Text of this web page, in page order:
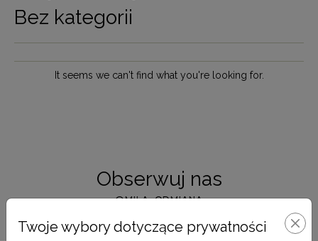
Bez kategorii
It seems we can't find what you're looking for.
Obserwuj nas
@MILA_ODMIANA
Twoje wybory dotyczące prywatności